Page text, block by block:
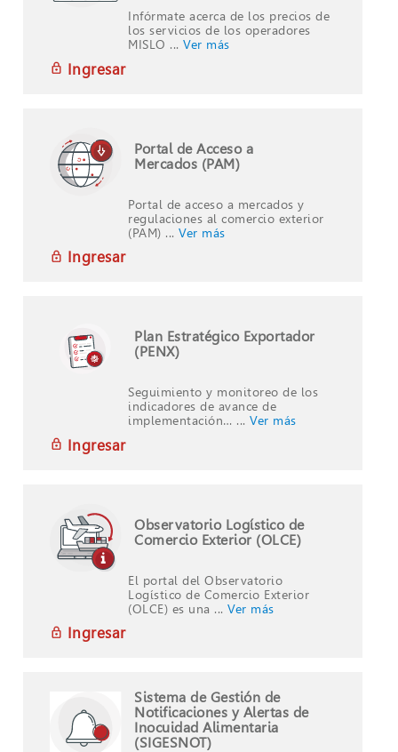
Infórmate acerca de los precios de
los servicios de los operadores
MISLO ... Ver más
Ingresar
Portal de Acceso a
Mercados (PAM)
Portal de acceso a mercados y
regulaciones al comercio exterior
(PAM) ... Ver más
Ingresar
Plan Estratégico Exportador
(PENX)
Seguimiento y monitoreo de los
indicadores de avance de
implementación… ... Ver más
Ingresar
Observatorio Logístico de
Comercio Exterior (OLCE)
El portal del Observatorio
Logístico de Comercio Exterior
(OLCE) es una ... Ver más
Ingresar
Sistema de Gestión de
Notificaciones y Alertas de
Inocuidad Alimentaria
(SIGESNOT)